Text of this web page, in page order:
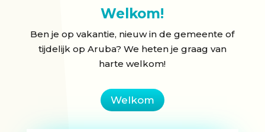
Welkom!
Ben je op vakantie, nieuw in de gemeente of
tijdelijk op Aruba? We heten je graag van
harte welkom!
Welkom